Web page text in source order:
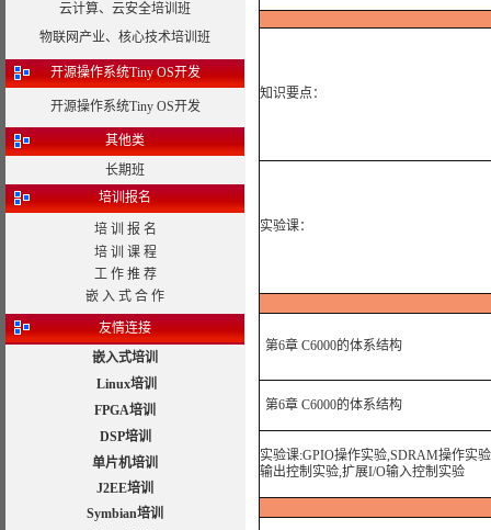
云计算、云安全培训班
物联网产业、核心技术培训班
开源操作系统Tiny OS开发
开源操作系统Tiny OS开发
其他类
长期班
培训报名
培 训 报 名
培 训 课 程
工 作 推 荐
嵌 入 式 合 作
友情连接
嵌入式培训
Linux培训
FPGA培训
DSP培训
单片机培训
J2EE培训
Symbian培训
知识要点：
实验课：
第6章 C6000的体系结构
第6章 C6000的体系结构
实验课:GPIO操作实验,SDRAM操作实验
输出控制实验,扩展I/O输入控制实验